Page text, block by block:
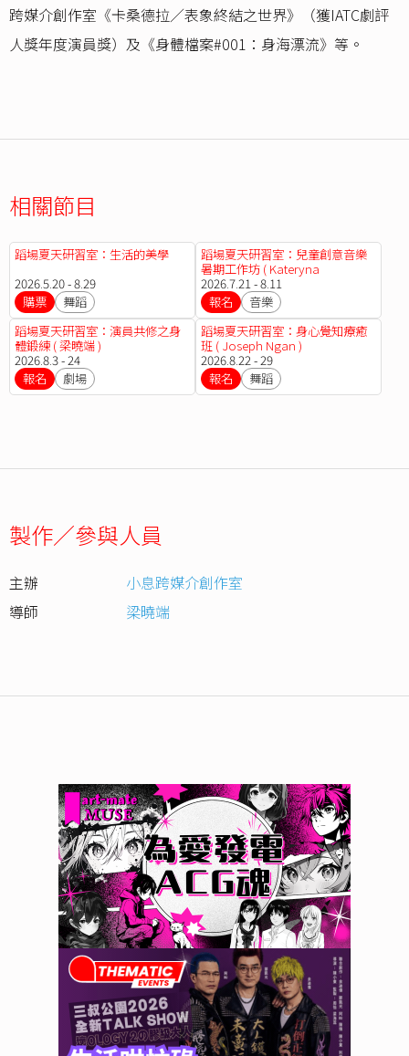
跨媒介創作室《卡桑德拉／表象終結之世界》（獲IATC劇評
人獎年度演員獎）及《身體檔案#001：身海漂流》等。
相關節目
蹈場夏天研習室：生活的美學
2026.5.20 - 8.29
購票
舞蹈
蹈場夏天研習室：兒童創意音樂
暑期工作坊 ( Kateryna
Gavrylova)
2026.7.21 - 8.11
報名
音樂
蹈場夏天研習室：演員共修之身
體鍛練 ( 梁曉端 )
2026.8.3 - 24
報名
劇場
蹈場夏天研習室：身心覺知療癒
班 ( Joseph Ngan )
2026.8.22 - 29
報名
舞蹈
製作／參與人員
主辦
小息跨媒介創作室
導師
梁曉端